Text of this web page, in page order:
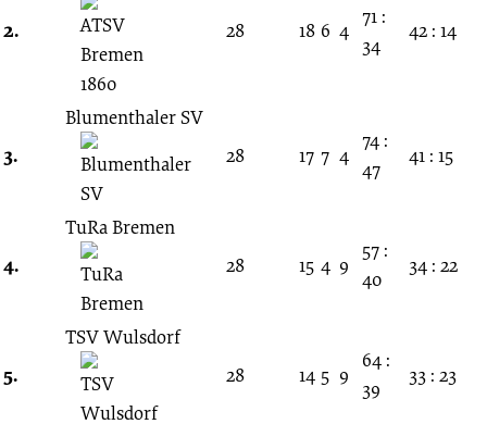
1955/1956
(Amateurliga
Bremen)
2. 28 18 6 4
71 :
34
42 : 14
3.
Blumenthaler SV
28
17 7 4
74 :
47
41 : 15
4.
TuRa Bremen
28
15 4 9
57 :
40
34 : 22
5.
TSV Wulsdorf
28
14 5 9
64 :
39
33 : 23